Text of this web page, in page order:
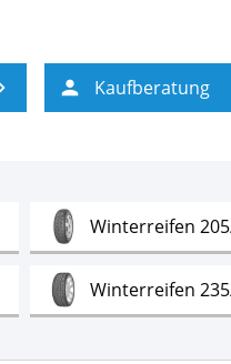
Kaufberatung
Winterreifen
Winterreifen